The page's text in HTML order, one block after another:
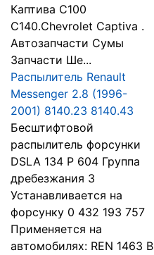
Каптива С100
С140.Chevrolet Captiva .
Автозапчасти Сумы
Запчасти Ше...
Распылитель Renault
Messenger 2.8 (1996-
2001) 8140.23 8140.43
Бесштифтовой
распылитель форсунки
DSLA 134 P 604 Группа
дребезжания 3
Устанавливается на
форсунку 0 432 193 757
Применяется на
автомобилях: REN 1463 B